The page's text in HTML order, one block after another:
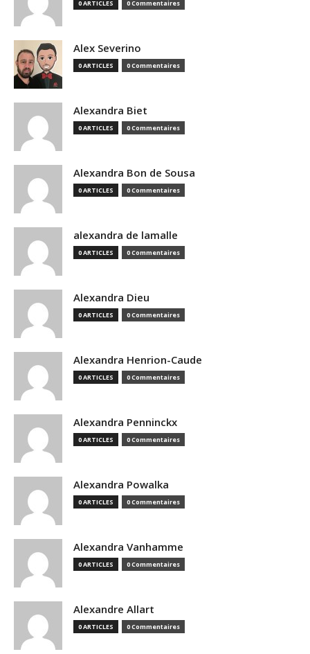
0 ARTICLES 0 Commentaires
Alex Severino
0 ARTICLES 0 Commentaires
Alexandra Biet
0 ARTICLES 0 Commentaires
Alexandra Bon de Sousa
0 ARTICLES 0 Commentaires
alexandra de lamalle
0 ARTICLES 0 Commentaires
Alexandra Dieu
0 ARTICLES 0 Commentaires
Alexandra Henrion-Caude
0 ARTICLES 0 Commentaires
Alexandra Penninckx
0 ARTICLES 0 Commentaires
Alexandra Powalka
0 ARTICLES 0 Commentaires
Alexandra Vanhamme
0 ARTICLES 0 Commentaires
Alexandre Allart
0 ARTICLES 0 Commentaires